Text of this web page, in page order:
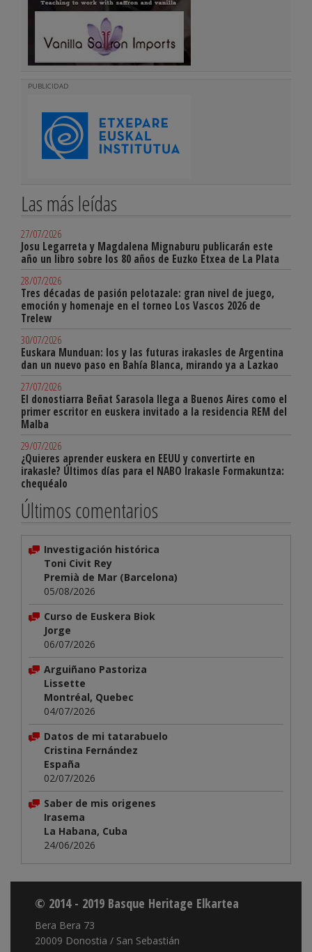
PUBLICIDAD
Las más leídas
27/07/2026
Josu Legarreta y Magdalena Mignaburu publicarán este
año un libro sobre los 80 años de Euzko Etxea de La Plata
28/07/2026
Tres décadas de pasión pelotazale: gran nivel de juego,
emoción y homenaje en el torneo Los Vascos 2026 de
Trelew
30/07/2026
Euskara Munduan: los y las futuras irakasles de Argentina
dan un nuevo paso en Bahía Blanca, mirando ya a Lazkao
27/07/2026
El donostiarra Beñat Sarasola llega a Buenos Aires como el
primer escritor en euskera invitado a la residencia REM del
Malba
29/07/2026
¿Quieres aprender euskera en EEUU y convertirte en
irakasle? Últimos días para el NABO Irakasle Formakuntza:
chequéalo
Últimos comentarios
Investigación histórica
Toni Civit Rey
Premià de Mar (Barcelona)
05/08/2026
Curso de Euskera Biok
Jorge
06/07/2026
Arguiñano Pastoriza
Lissette
Montréal, Quebec
04/07/2026
Datos de mi tatarabuelo
Cristina Fernández
España
02/07/2026
Saber de mis origenes
Irasema
La Habana, Cuba
24/06/2026
© 2014 - 2019 Basque Heritage Elkartea
Bera Bera 73
20009 Donostia / San Sebastián